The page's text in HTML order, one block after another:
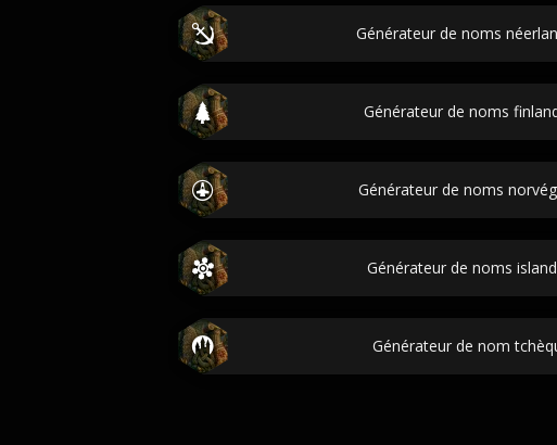
Générateur de noms
Générateur de noms
Générateur de noms
Générateur de noms
Générateur de nom